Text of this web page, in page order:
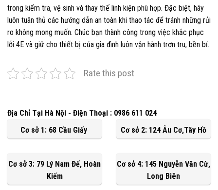
trong kiểm tra, vệ sinh và thay thế linh kiện phù hợp. Đặc biệt, hãy
luôn tuân thủ các hướng dẫn an toàn khi thao tác để tránh những rủi
ro không mong muốn. Chúc bạn thành công trong việc khắc phục
lỗi 4E và giữ cho thiết bị của gia đình luôn vận hành trơn tru, bền bỉ.
Rate this post
Địa Chỉ Tại Hà Nội - Điện Thoại : 0986 611 024
Cơ sở 1: 68 Cầu Giấy
Cơ sở 2: 124 Âu Cơ,Tây Hồ
Cơ sở 3: 79 Lý Nam Đế, Hoàn
Kiếm
Cơ sở 4: 145 Nguyễn Văn Cừ,
Long Biên